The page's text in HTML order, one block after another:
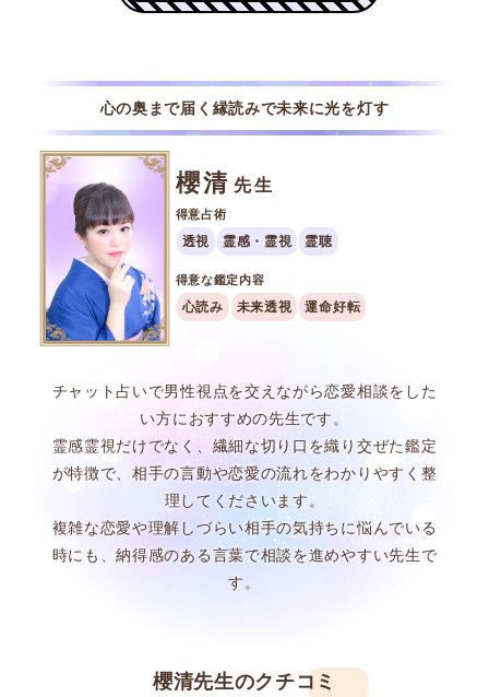
心の奥まで届く縁読みで未来に光を灯す
櫻清 先生
得意占術
透視 霊感・霊視 霊聴
得意な鑑定内容
心読み 未来透視 運命好転
チャット占いで男性視点を交えながら恋愛相談をした
い方におすすめの先生です。
霊感霊視だけでなく、繊細な切り口を織り交ぜた鑑定
が特徴で、相手の言動や恋愛の流れをわかりやすく整
理してくださいます。
複雑な恋愛や理解しづらい相手の気持ちに悩んでいる
時にも、納得感のある言葉で相談を進めやすい先生で
す。
櫻清先生のクチコミ